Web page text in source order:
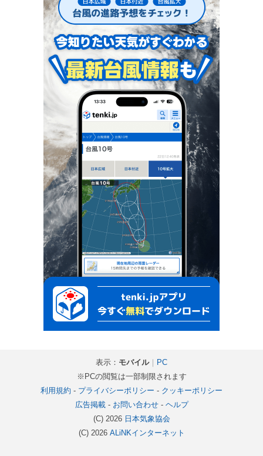
表示： モバイル｜ PC
※PCの閲覧は一部制限されます
利用規約 - プライバシーポリシー - クッキーポリシー
広告掲載- お問い合わせ- ヘルプ
(C) 2026 日本気象協会
(C) 2026 ALiNKインターネット